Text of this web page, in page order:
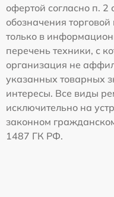
офертой согласно п.
обозначения
только в
перечень техники, с
организация не
указанных товарных
интересы. Все виды
исключительно на
законном гражданском
1487 ГК РФ.